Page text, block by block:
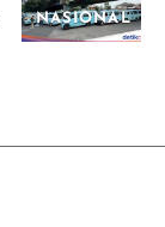
NASIONAL